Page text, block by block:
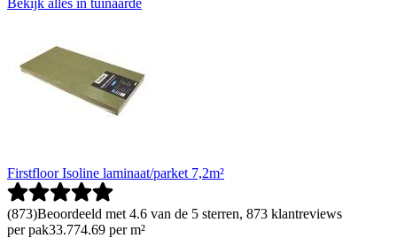
Firstfloor Isoline laminaat/parket 7,2m²
(873)Beoordeeld met 4.6 van de 5 sterren, 873 klantreviews
per pak33.774.69 per m²